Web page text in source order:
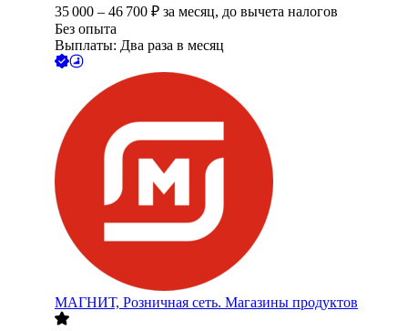
35 000 – 46 700 ₽ за месяц, до вычета налогов
Без опыта
Выплаты: Два раза в месяц
МАГНИТ, Розничная сеть. Магазины продуктов